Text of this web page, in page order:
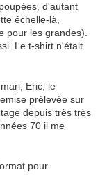
d'autant
échelle-là,
pour les grandes).
Le t-shirt n'était
Eric, le
prélevée sur
depuis très très
70 il me
pour